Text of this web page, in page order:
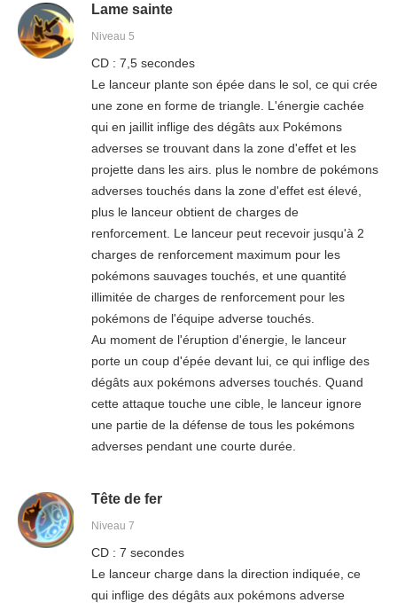
Lame sainte
Niveau 5
CD : 7,5 secondes
Le lanceur plante son épée dans le sol, ce qui crée
une zone en forme de triangle. L'énergie cachée
qui en jaillit inflige des dégâts aux Pokémons
adverses se trouvant dans la zone d'effet et les
projette dans les airs. plus le nombre de pokémons
adverses touchés dans la zone d'effet est élevé,
plus le lanceur obtient de charges de
renforcement. Le lanceur peut recevoir jusqu'à 2
charges de renforcement maximum pour les
pokémons sauvages touchés, et une quantité
illimitée de charges de renforcement pour les
pokémons de l'équipe adverse touchés.
Au moment de l'éruption d'énergie, le lanceur
porte un coup d'épée devant lui, ce qui inflige des
dégâts aux pokémons adverses touchés. Quand
cette attaque touche une cible, le lanceur ignore
une partie de la défense de tous les pokémons
adverses pendant une courte durée.
Tête de fer
Niveau 7
CD : 7 secondes
Le lanceur charge dans la direction indiquée, ce
qui inflige des dégâts aux pokémons adverse